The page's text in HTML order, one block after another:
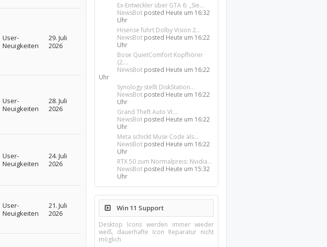
User-
Neuigkeiten
29. Juli
2026
User-
Neuigkeiten
28. Juli
2026
User-
Neuigkeiten
24. Juli
2026
User-
Neuigkeiten
21. Juli
2026
Ex-Entwickler über GTA 6: „Sie...
NewsBot posted Heute um 16:32
Uhr
Hisense führt Dolby Vision 2...
NewsBot posted Heute um 16:22
Uhr
Bose QuietComfort Kopfhörer
(2....
NewsBot posted Heute um 16:22
Uhr
Synology stellt DiskStation...
NewsBot posted Heute um 16:22
Uhr
Grand Theft Auto VI:...
NewsBot posted Heute um 16:22
Uhr
Meta schickt Muse Code als...
NewsBot posted Heute um 16:22
Uhr
RTX 50 zum Normalpreis: Nvidia...
NewsBot posted Heute um 15:32
Uhr
Win 11 Support
Desktop Icons werden immer wieder
weiß, dauerhafte Icon Reparatur nicht
möglich